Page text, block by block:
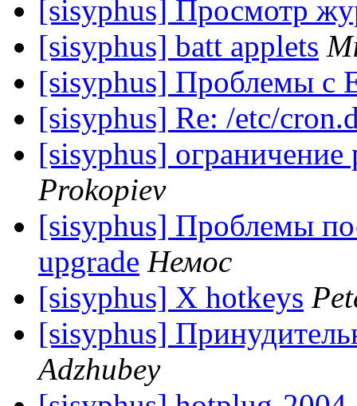
[sisyphus] Просмотр
[sisyphus] batt applets
[sisyphus] Проблемы с
[sisyphus] Re: /etc/
[sisyphus] ограничение
Prokopiev
[sisyphus] Проблемы
upgrade Немос
[sisyphus] X hotkeys
[sisyphus]
Adzhubey